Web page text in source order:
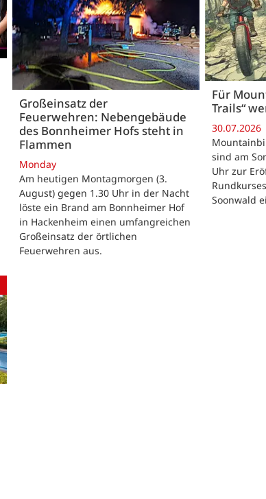
Großeinsatz der
Feuerwehren: Nebengebäude
des Bonnheimer Hofs steht in
Flammen
Monday
Am heutigen Montagmorgen (3.
August) gegen 1.30 Uhr in der Nacht
löste ein Brand am Bonnheimer Hof
in Hackenheim einen umfangreichen
Großeinsatz der örtlichen
Feuerwehren aus.
Für
Trails“
30.07.2026
sind am
Uhr zur
Soonwald